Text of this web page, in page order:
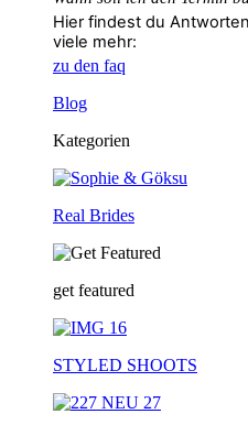
Hier findest du
viele mehr:
zu den faq
Blog
Kategorien
Real Brides
get featured
STYLED SHOOTS